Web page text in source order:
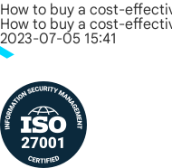
How to buy a cost-
How to buy a cost-
2023-07-05 15:41